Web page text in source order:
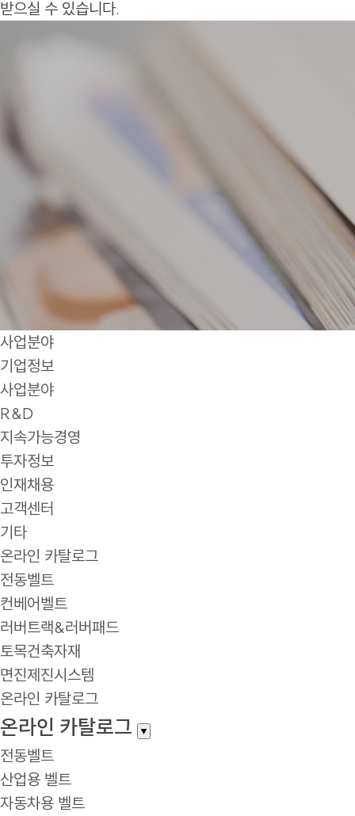
받으실 수 있습니다.
사업분야
기업정보
사업분야
R&D
지속가능경영
투자정보
인재채용
고객센터
기타
온라인 카탈로그
전동벨트
컨베어벨트
러버트랙&러버패드
토목건축자재
면진제진시스템
온라인 카탈로그
온라인 카탈로그 ▼
전동벨트
산업용 벨트
자동차용 벨트